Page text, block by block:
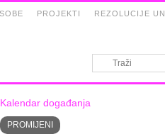
REZOLUCIJE UN
PROJEKTI
Kalendar događanja
PROMIJENI